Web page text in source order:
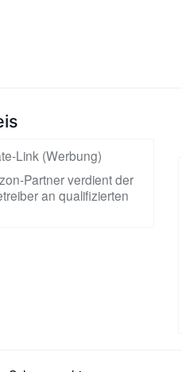
Link (Werbung)
Partner verdient der
an qualifizierten